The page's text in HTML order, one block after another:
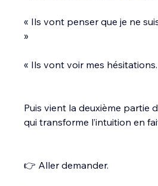
« Ils vont penser que je ne
»
« Ils vont voir mes hésitations.
Puis vient la deuxième partie
qui transforme l’intuition en
👉 Aller demander.